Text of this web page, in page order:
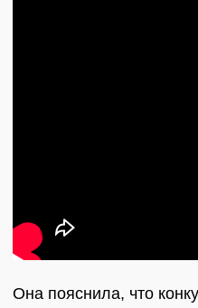
Она пояснила, что